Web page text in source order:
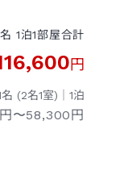
名 1泊1部屋合計
円
名 (2名1室)｜ 1泊
〜58,300円